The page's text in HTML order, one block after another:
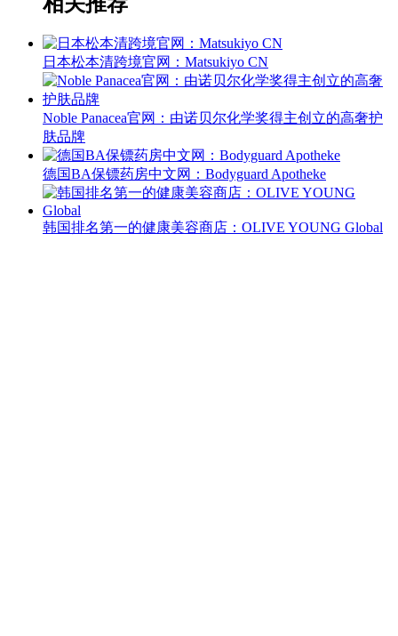
日本松本清跨境官网：Matsukiyo CN
Noble Panacea官网：由诺贝尔化学奖得主创立的高奢护
肤品牌‌
德国BA保镖药房中文网：Bodyguard Apotheke
韩国排名第一的健康美容商店：OLIVE YOUNG Global